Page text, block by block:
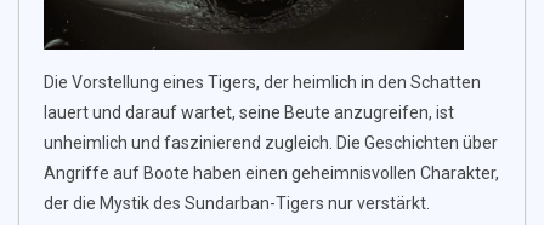
Die Vorstellung eines Tigers, der heimlich in den Schatten
lauert und darauf wartet, seine Beute anzugreifen, ist
unheimlich und faszinierend zugleich. Die Geschichten über
Angriffe auf Boote haben einen geheimnisvollen Charakter,
der die Mystik des Sundarban-Tigers nur verstärkt.